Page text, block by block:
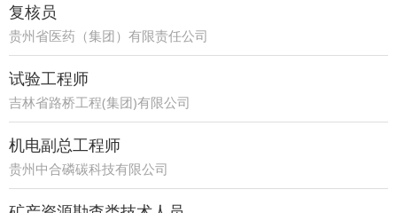
复核员
贵州省医药（集团）有限责任公司
试验工程师
吉林省路桥工程(集团)有限公司
机电副总工程师
贵州中合磷碳科技有限公司